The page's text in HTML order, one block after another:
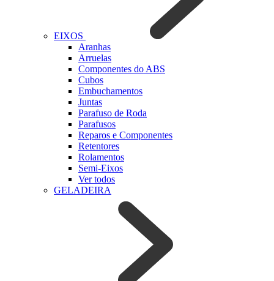
EIXOS
Aranhas
Arruelas
Componentes do ABS
Cubos
Embuchamentos
Juntas
Parafuso de Roda
Parafusos
Reparos e Componentes
Retentores
Rolamentos
Semi-Eixos
Ver todos
GELADEIRA